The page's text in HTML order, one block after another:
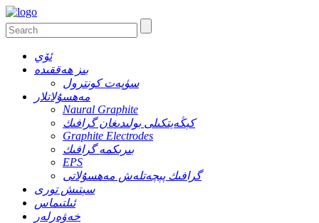
ئۆي
بىز ھەققىدە
سۈپەت كونترول
مەھسۇلاتلار
Naural Graphite
كېڭەيتكىلى بولىدىغان گرافىك
Graphite Electrodes
بىرىكمە گرافىك
EPS
گرافىك پېچەتلەش مەھسۇلاتى
سېتىش تورى
ئىلتىماس
خەۋەرلەر